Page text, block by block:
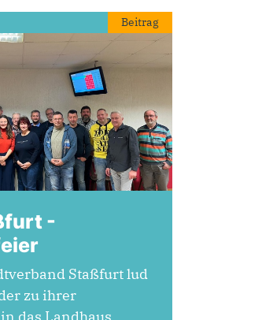
Beitrag
-
Staßfurt lud
zu ihrer
das Landhaus